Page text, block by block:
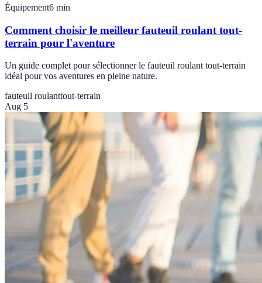
Équipement6 min
Comment choisir le meilleur fauteuil roulant tout-
terrain pour l'aventure
Un guide complet pour sélectionner le fauteuil roulant tout-terrain
idéal pour vos aventures en pleine nature.
fauteuil roulanttout-terrain
Aug 5